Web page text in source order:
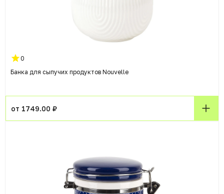
0
Банка для сыпучих продуктов Nouvelle
от 1749.00 ₽